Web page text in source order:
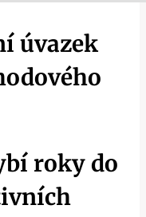
úvazek
roky do